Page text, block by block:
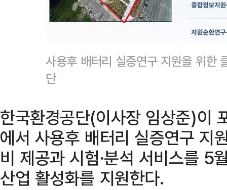
사용후 배터리 실증연구 지원을 위한
단
한국환경공단(이사장 임상준)이
에서 사용후 배터리 실증연구 지
비 제공과 시험·분석 서비스를 5
산업 활성화를 지원한다.